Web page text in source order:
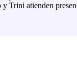
atienden